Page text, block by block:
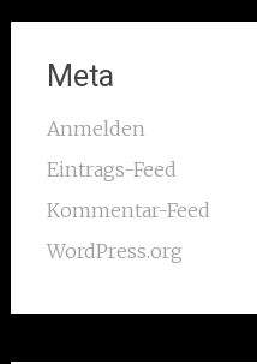
Meta
Anmelden
Eintrags-Feed
Kommentar-Feed
WordPress.org